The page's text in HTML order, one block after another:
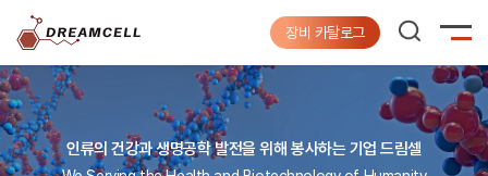
장비 카탈로그
인류의 건강과 생명공학 발전을 위해 봉사하는 기업 드림셀